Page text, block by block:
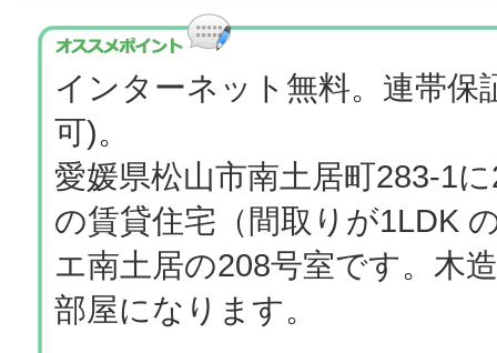
インターネット無料。連帯保
可)。
愛媛県松山市南土居町283-1
の賃貸住宅（間取りが1LDK
エ南土居の208号室です。木
部屋になります。